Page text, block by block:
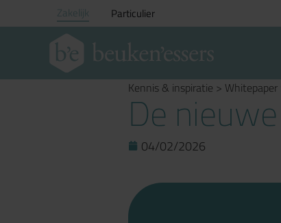
Zakelijk Particulier
Kennis & inspiratie > Whitepaper
De
04/02/2026